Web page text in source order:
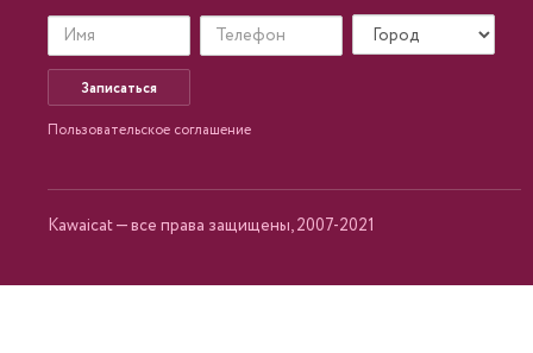
Записаться
Пользовательское соглашение
Kawaicat — все права защищены, 2007-2021